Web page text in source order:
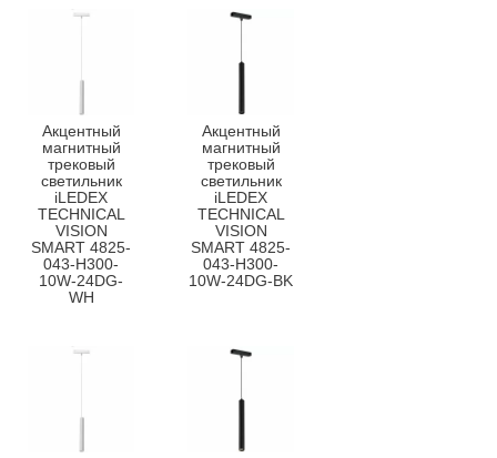
Акцентный
магнитный
трековый
светильник
iLEDEX
TECHNICAL
VISION
SMART 4825-
043-H300-
10W-24DG-
WH
Акцентный
магнитный
трековый
светильник
iLEDEX
TECHNICAL
VISION
SMART 4825-
043-H300-
10W-24DG-BK